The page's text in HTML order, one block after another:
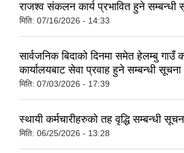
राजश्व संकलन कार्य प्रभावित हुने सम्बन्धी
मिति: 07/16/2026 - 14:33
सार्वजनिक बिदाको दिनमा समेत हेलम्बु गाउँ
कार्यालयबाट सेवा प्रवाह हुने सम्बन्धी
मिति: 07/03/2026 - 17:39
स्थायी कर्मचारीहरुको तह वृद्धि सम्बन्धी
मिति: 06/25/2026 - 13:28